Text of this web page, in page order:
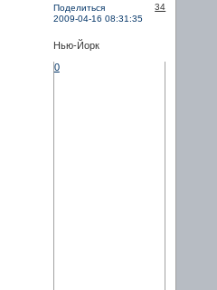
Поделиться
34
2009-04-16 08:31:35
Нью-Йорк
0